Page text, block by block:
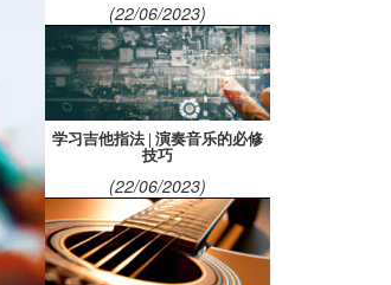
(22/06/2023)
学习吉他指法 | 演奏音乐的必修
技巧
(22/06/2023)